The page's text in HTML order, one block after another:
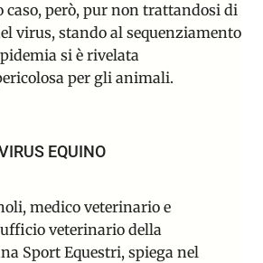
caso, però, pur non trattandosi di
virus, stando alsequenziamento
si è rivelata
per gli animali.
EQUINO
medico veterinario e
veterinario della
Sport Equestri, spiega nel